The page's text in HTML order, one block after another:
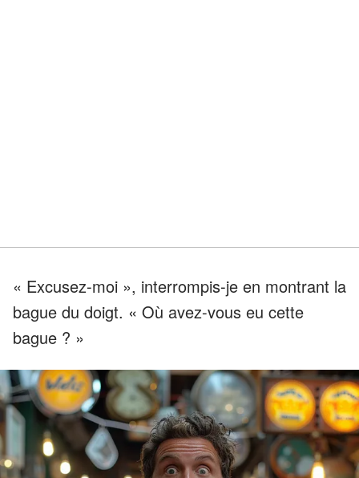
« Excusez-moi », interrompis-je en montrant la
bague du doigt. « Où avez-vous eu cette
bague ? »